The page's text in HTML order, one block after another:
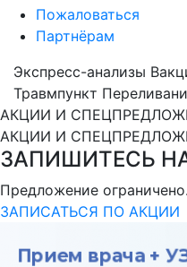
Пожаловаться
Партнёрам
Экспресс-анализы
Травмпункт
АКЦИИ И
АКЦИИ И
ЗАПИШИТЕСЬ
Предложение ограничено.
ЗАПИСАТЬСЯ ПО АКЦИИ